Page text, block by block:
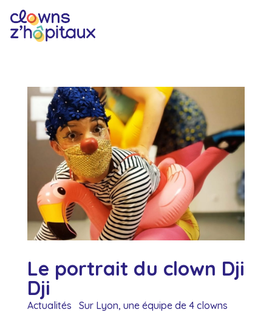
Le portrait du clown Dji
Dji
Actualités Sur Lyon, une équipe de 4 clowns